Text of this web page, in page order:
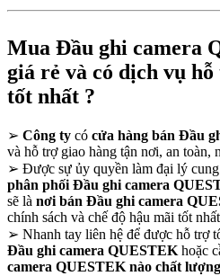
Mua Đầu ghi camera
giá rẻ và có dịch vụ
tốt nhất ?
➢ Công ty có cửa hàng bán Đầu
và hỗ trợ giao hàng tận nơi, an toàn,
➢ Được sự ủy quyền làm đại lý cung
phân phối Đầu ghi camera
sẽ là nơi bán Đầu ghi camera
chính sách và chế độ hậu mãi tốt
➢ Nhanh tay liên hệ để được hỗ trợ
Đầu ghi camera QUESTEK hoặc
camera QUESTEK nào chất